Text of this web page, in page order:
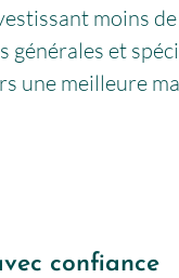
moins
et
une meilleure
confiance